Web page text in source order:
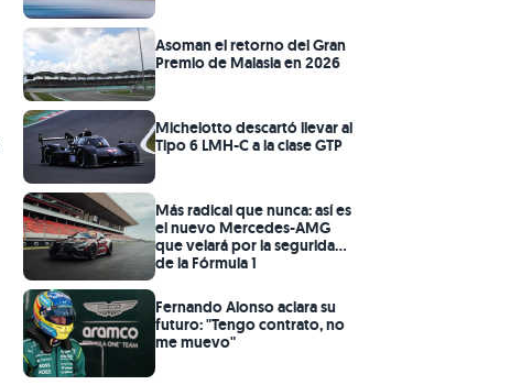
Asoman el retorno del Gran
Premio de Malasia en 2026
Michelotto descartó llevar al
Tipo 6 LMH-C a la clase GTP
Más radical que nunca: así es
el nuevo Mercedes-AMG
que velará por la seguridad
de la Fórmula 1
Fernando Alonso aclara su
futuro: "Tengo contrato, no
me muevo"